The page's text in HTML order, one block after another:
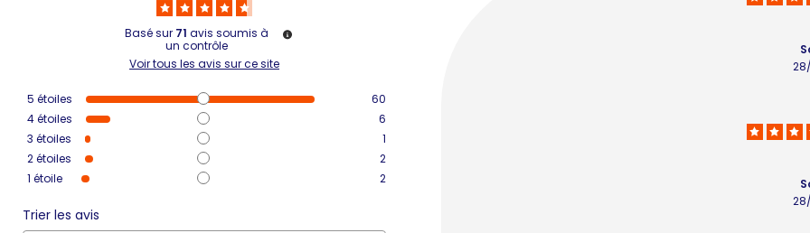
Basé sur 71 avis soumis à
un contrôle
Voir tous les avis sur ce site
5 étoiles
60
4étoiles
6
3 étoiles
1
2étoiles
2
1 étoile 2
Trier les avis